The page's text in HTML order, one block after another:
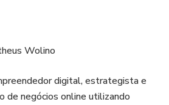
Wolino
digital, estrategista e
de negócios online utilizando